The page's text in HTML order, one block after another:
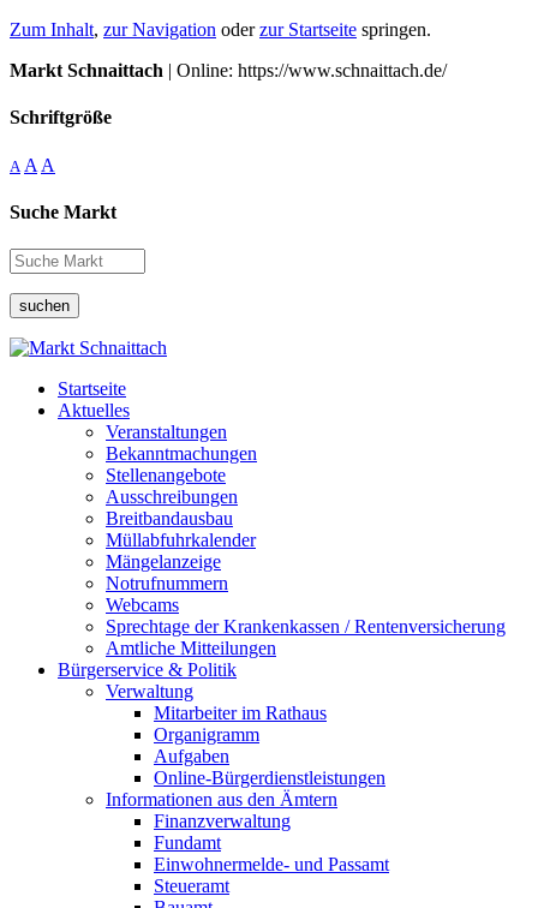
Zum Inhalt, zur Navigation oderzur Startseite springen.
Markt Schnaittach | Online: https://www.schnaittach.de/
Schriftgröße
A A A
Suche Markt
suchen
Startseite
Aktuelles
Veranstaltungen
Bekanntmachungen
Stellenangebote
Ausschreibungen
Breitbandausbau
Müllabfuhrkalender
Mängelanzeige
Notrufnummern
Webcams
Sprechtage der Krankenkassen / Rentenversicherung
Amtliche Mitteilungen
Bürgerservice & Politik
Verwaltung
Mitarbeiter im Rathaus
Organigramm
Aufgaben
Online-Bürgerdienstleistungen
Informationen aus den Ämtern
Finanzverwaltung
Fundamt
Einwohnermelde- und Passamt
Steueramt